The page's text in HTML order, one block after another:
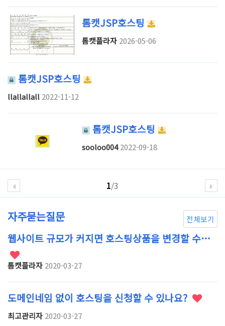
톰캣JSP호스팅
톰캣플라자 2026-05-06
톰캣JSP호스팅
llallallall 2022-11-12
톰캣JSP호스팅
sooloo004 2022-09-18
1/3
자주묻는질문
웹사이트 규모가 커지면 호스팅상품을 변경할 수…
톰캣플라자 2020-03-27
도메인네임 없이 호스팅을 신청할 수 있나요?
최고관리자 2020-03-27
전체보기